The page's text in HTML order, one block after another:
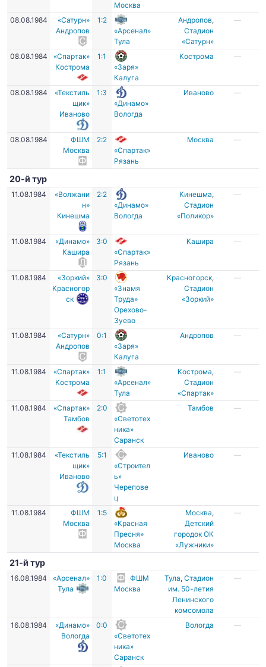
Москва
08.08.1984
«Сатурн»
Андропов
1:2
«Арсенал»
Тула
Андропов,
Стадион
«Сатурн»
—
08.08.1984
«Спартак»
Кострома
1:1
«Заря»
Калуга
Кострома —
08.08.1984
«Текстиль
щик»
Иваново
1:3
«Динамо»
Вологда
Иваново —
08.08.1984
ФШМ
Москва
2:2
«Спартак»
Рязань
Москва —
20-й тур
11.08.1984
«Волжани
н»
Кинешма
2:2
«Динамо»
Вологда
Кинешма,
Стадион
«Поликор»
—
11.08.1984
«Динамо»
Кашира
3:0
«Спартак»
Рязань
Кашира —
11.08.1984
«Зоркий»
Красногор
ск
3:0
«Знамя
Труда»
Орехово-
Зуево
Красногорск,
Стадион
«Зоркий»
—
11.08.1984
«Сатурн»
Андропов
0:1
«Заря»
Калуга
Андропов —
11.08.1984
«Спартак»
Кострома
1:1
«Арсенал»
Тула
Кострома,
Стадион
«Спартак»
—
11.08.1984
«Спартак»
Тамбов
2:0
«Светотех
ника»
Саранск
Тамбов —
11.08.1984
«Текстиль
щик»
Иваново
5:1
«Строител
ь»
Черепове
ц
Иваново —
11.08.1984
ФШМ
Москва
1:5
«Красная
Пресня»
Москва
Москва,
Детский
городок ОК
«Лужники»
—
21-й тур
16.08.1984
«Арсенал»
Тула
1:0
ФШМ
Москва
Тула,Стадион
им. 50-летия
Ленинского
комсомола
—
16.08.1984
«Динамо»
Вологда
0:0
«Светотех
ника»
Саранск
Вологда —